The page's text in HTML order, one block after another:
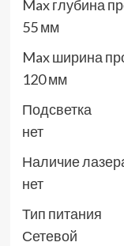
Max глубина
55 мм
Max ширина
120 мм
Подсветка
нет
Наличие
нет
Тип питания
Сетевой